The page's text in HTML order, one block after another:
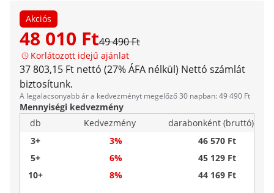
Akciós
48 010 Ft49 490 Ft
Korlátozott idejű ajánlat
37 803,15 Ft nettó (27% ÁFA nélkül) Nettó számlát
biztosítunk.
A legalacsonyabb ár a kedvezményt megelőző 30 napban: 49 490 Ft
Mennyiségi kedvezmény
db
Kedvezmény
darabonként (bruttó)
3+
3%
46 570 Ft
5+
6%
45 129 Ft
10+
8% 44 169 Ft